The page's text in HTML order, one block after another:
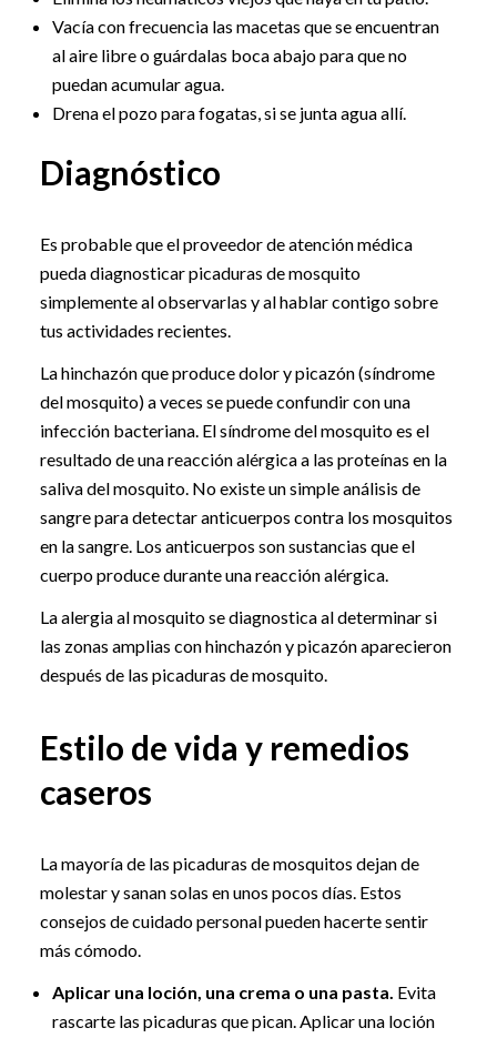
Vacía con frecuencia las macetas que se encuentran
al aire libre o guárdalas boca abajo para que no
puedan acumular agua.
Drena el pozo para fogatas, si se junta agua allí.
Diagnóstico
Es probable que el proveedor de atención médica
pueda diagnosticar picaduras de mosquito
simplemente al observarlas y al hablar contigo sobre
tus actividades recientes.
La hinchazón que produce dolor y picazón (síndrome
del mosquito) a veces se puede confundir con una
infección bacteriana. El síndrome del mosquito es el
resultado de una reacción alérgica a las proteínas en la
saliva del mosquito. No existe un simple análisis de
sangre para detectar anticuerpos contra los mosquitos
en la sangre. Los anticuerpos son sustancias que el
cuerpo produce durante una reacción alérgica.
La alergia al mosquito se diagnostica al determinar si
las zonas amplias con hinchazón y picazón aparecieron
después de las picaduras de mosquito.
Estilo de vida y remedios
caseros
La mayoría de las picaduras de mosquitos dejan de
molestar y sanan solas en unos pocos días. Estos
consejos de cuidado personal pueden hacerte sentir
más cómodo.
Aplicar una loción, una crema o una pasta. Evita
rascarte las picaduras que pican. Aplicar una loción